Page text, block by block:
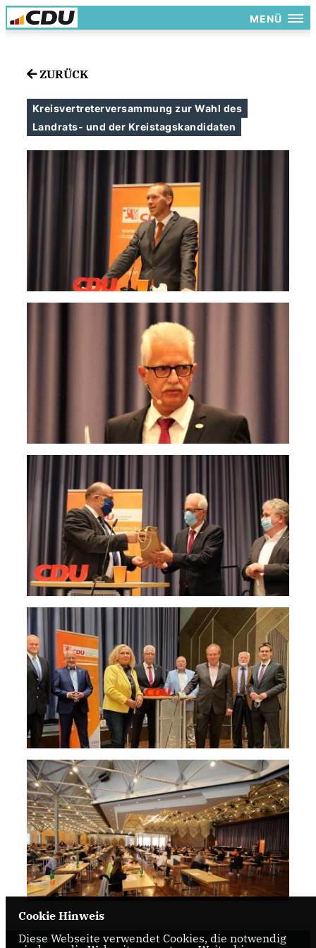
MENÜ
ZURÜCK
Kreisvertreterversammung zur Wahl des
Landrats- und der Kreistagskandidaten
Cookie Hinweis
Diese Webseite verwendet Cookies, die notwendig